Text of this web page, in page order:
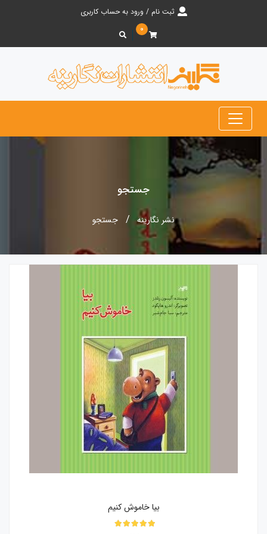
ثبت نام / ورود به حساب کاربری
۰
جستجو
نشر نگارینه جستجو
بیا خاموش کنیم